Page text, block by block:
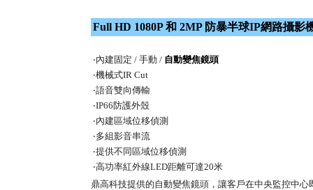
Full HD 1080P 和 2MP 防暴半球IP網路攝影
‧內建固定 / 手動 / 自動變焦鏡頭
‧機械式IR Cut
‧語音雙向傳輸
‧IP66防護外殼
‧內建區域位移偵測
‧多組影音串流
‧提供不同區域位移偵測
‧高功率紅外線LED距離可達20米
鼎高科技提供的自動變焦鏡頭，讓客戶在中央監控中